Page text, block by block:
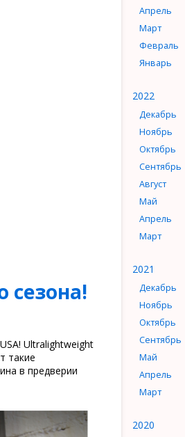
Апрель
Март
Февраль
Январь
2022
Декабрь
Ноябрь
Октябрь
Сентябрь
Август
Май
Апрель
Март
2021
Декабрь
Ноябрь
Октябрь
Сентябрь
Май
Апрель
Март
2020
сезона!
Ultralightweight
такие
в предверии